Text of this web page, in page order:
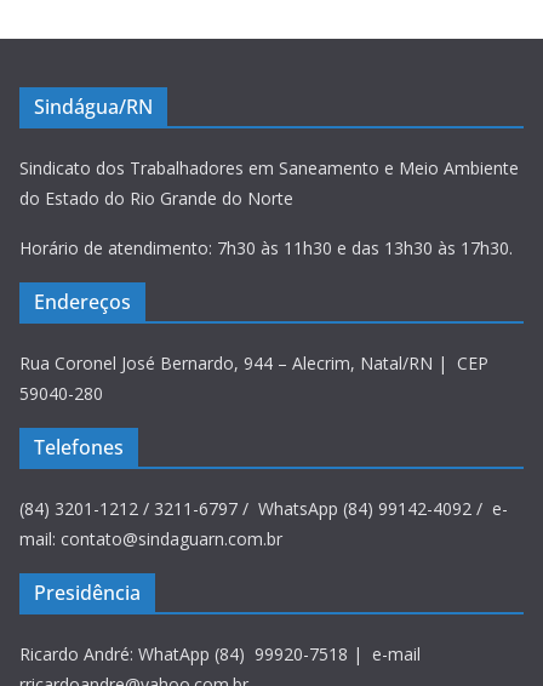
Sindágua/RN
Sindicato dos Trabalhadores em Saneamento e Meio Ambiente
do Estado do Rio Grande do Norte
Horário de atendimento: 7h30 às 11h30 e das 13h30 às 17h30.
Endereços
Rua Coronel José Bernardo, 944 – Alecrim, Natal/RN | CEP
59040-280
Telefones
(84) 3201-1212 / 3211-6797 / WhatsApp (84) 99142-4092 / e-
mail: contato@sindaguarn.com.br
Presidência
Ricardo André: WhatApp (84) 99920-7518 | e-mail